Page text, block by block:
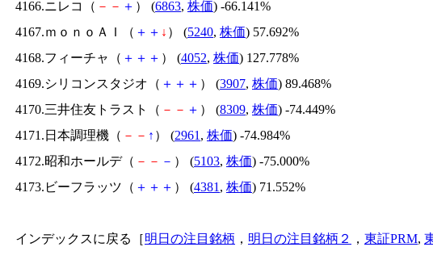
4166.ニレコ（ － － ＋ ） (6863, 株価) -66.141%
4167.ｍｏｎｏＡＩ（ ＋ ＋ ↓ ） (5240, 株価) 57.692%
4168.フィーチャ（ ＋ ＋ ＋ ） (4052, 株価) 127.778%
4169.シリコンスタジオ（ ＋ ＋ ＋ ） (3907, 株価) 89.468%
4170.三井住友トラスト（ － － ＋ ） (8309, 株価) -74.449%
4171.日本調理機（ － － ↑ ） (2961 , 株価) -74.984%
4172.昭和ホールデ（ － － － ） (5103, 株価) -75.000%
4173.ビーフラッツ（ ＋ ＋ ＋ ） (4381 , 株価) 71.552%
インデックスに戻る［明日の注目銘柄 ， 明日の注目銘柄２ ， 東証PRM,